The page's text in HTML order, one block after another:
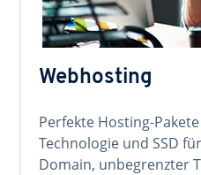
Webhosting
Perfekte Hosting-
Technologie und SSD
Domain, unbegrenzter